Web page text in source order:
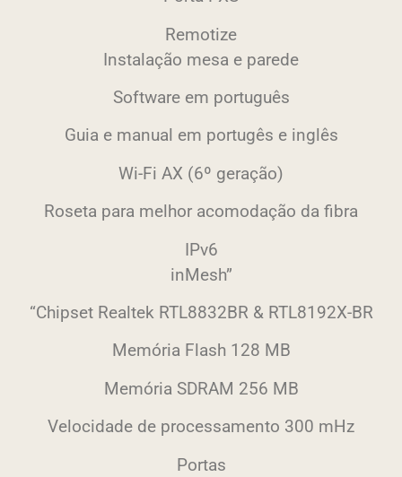
Remotize
Instalação mesa e parede
Software em português
Guia e manual em portugês e inglês
Wi-Fi AX (6º geração)
Roseta para melhor acomodação da fibra
IPv6
inMesh”
“Chipset Realtek RTL8832BR & RTL8192X-BR
Memória Flash 128 MB
Memória SDRAM 256 MB
Velocidade de processamento 300 mHz
Portas